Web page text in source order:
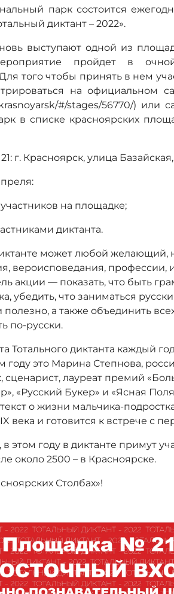
парк состоится
диктант – 2022».
выступают одной из
пройдет в
того чтобы принять в нем
на официальном
#/stages/56770/) или
в списке красноярских
Красноярск, улица Базайская,
на площадке;
диктанта.
может любой желающий,
вероисповедания, профессии,
акции — показать, что быть
убедить, что заниматься
полезно, а также объединить
по-русски.
Тотального диктанта каждый
году это Марина Степнова,
сценарист, лауреат премий
«Русский Букер» и «Ясная
о жизни мальчика-
века и готовится к встрече с
этом году в диктанте примут
около 2500 – в Красноярске.
Столбах»!